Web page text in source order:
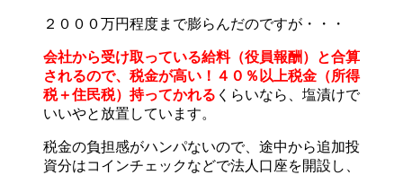
２０００万円程度まで膨らんだのですが・・・
会社から受け取っている給料（役員報酬）と合算
されるので、税金が高い！４０％以上税金（所得
税＋住民税）持ってかれる くらいなら、塩漬けで
いいやと放置しています。
税金の負担感がハンパないので、途中から追加投
資分はコインチェックなどで法人口座を開設し、